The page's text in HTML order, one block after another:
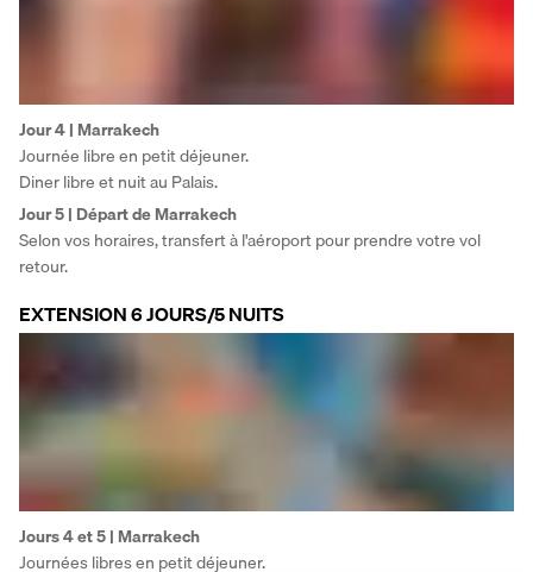
Jour 4 | Marrakech
Journée libre en petit déjeuner.
Diner libre et nuit au Palais.
Jour 5 | Départ de Marrakech
Selon vos horaires, transfert à l'aéroport pour prendre votre vol
retour.
EXTENSION 6 JOURS/5 NUITS
Jours 4 et 5 | Marrakech
Journées libres en petit déjeuner.